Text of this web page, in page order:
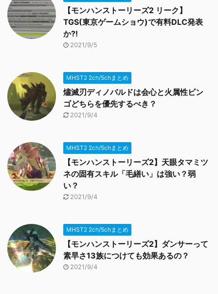
【モンハンストーリーズ2 リーク】
TGS(東京ゲームショウ)で有料DLC発表
か?!
2021/9/5
MHST2 2ch/5chまとめ
燼滅刃ディノバルドは会心と火属性ビン
ゴどちらを優先するべき？
2021/9/4
MHST2 2ch/5chまとめ
【モンハンストーリーズ2】天眼タマミツ
ネの固有スキル「毛繕い」は強い？弱
い？
2021/9/4
MHST2 2ch/5chまとめ
【モンハンストーリーズ2】ダンサーって
素早さ13族につけても効果あるの？
2021/9/4